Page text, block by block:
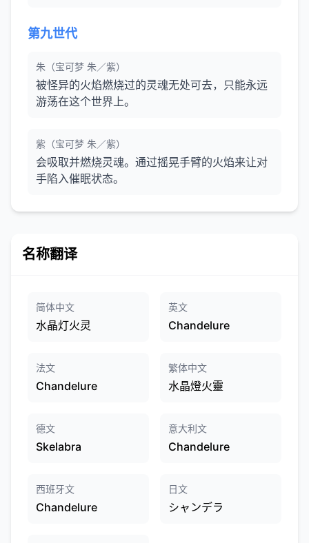
第九世代
朱（宝可梦 朱／紫）
被怪异的火焰燃烧过的灵魂无处可去，只能永远
游荡在这个世界上。
紫（宝可梦 朱／紫）
会吸取并燃烧灵魂。通过摇晃手臂的火焰来让对
手陷入催眠状态。
名称翻译
简体中文
水晶灯火灵
英文
Chandelure
法文
Chandelure
繁体中文
水晶燈火靈
德文
Skelabra
意大利文
Chandelure
西班牙文
Chandelure
日文
シャンデラ